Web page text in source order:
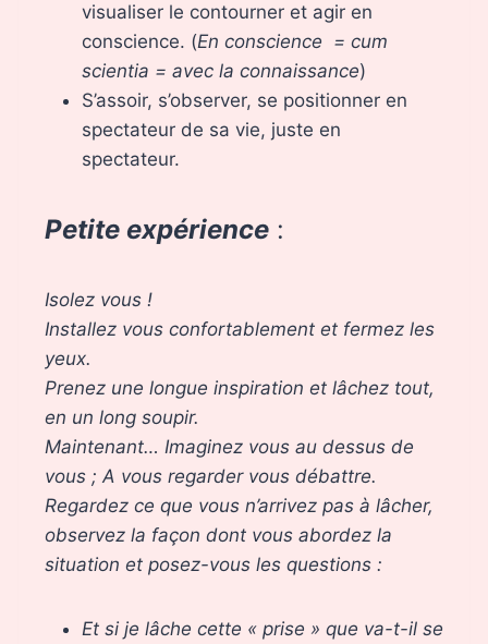
visualiser le contourner et agir en
conscience. (En conscience = cum
scientia = avec la connaissance)
S’assoir, s’observer, se positionner en
spectateur de sa vie, juste en
spectateur.
Petite expérience:
Isolez vous !
Installez vous confortablement et fermez les
yeux.
Prenez une longue inspiration et lâchez tout,
en un long soupir.
Maintenant… Imaginez vous au dessus de
vous ; A vous regarder vous débattre.
Regardez ce que vous n’arrivez pas à lâcher,
observez la façon dont vous abordez la
situation et posez-vous les questions :
Et si je lâche cette « prise » que va-t-il se